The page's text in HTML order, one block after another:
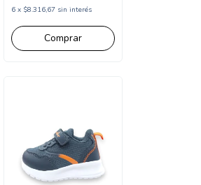
6 x $8.316,67 sin interés
Comprar